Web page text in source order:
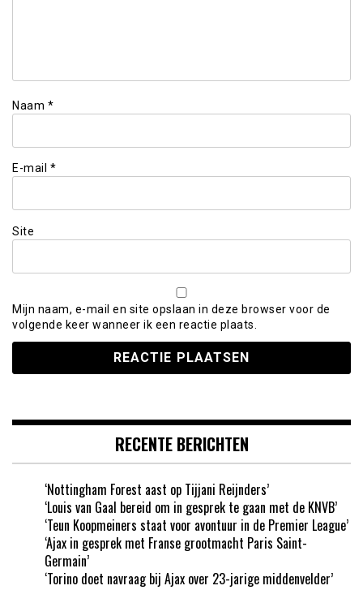
Naam *
E-mail *
Site
Mijn naam, e-mail en site opslaan in deze browser voor de
volgende keer wanneer ik een reactie plaats.
RECENTE BERICHTEN
‘Nottingham Forest aast op Tijjani Reijnders’
‘Louis van Gaal bereid om in gesprek te gaan met de KNVB’
‘Teun Koopmeiners staat voor avontuur in de Premier League’
‘Ajax in gesprek met Franse grootmacht Paris Saint-
Germain’
‘Torino doet navraag bij Ajax over 23-jarige middenvelder’